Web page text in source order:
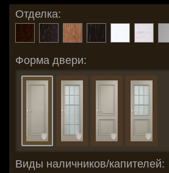
Отделка:
Форма двери:
Виды наличников/капителей: